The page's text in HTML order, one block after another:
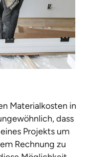
Materialkosten in
dass
Projekts um
Rechnung zu